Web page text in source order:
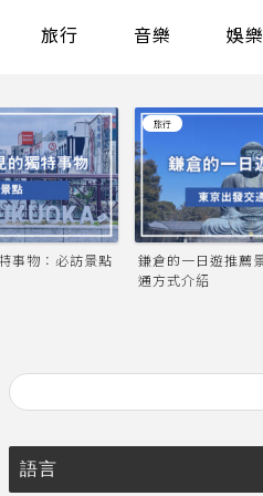
旅行 音樂 娛樂
鎌倉的一日遊推薦景點｜東京出發交
語言